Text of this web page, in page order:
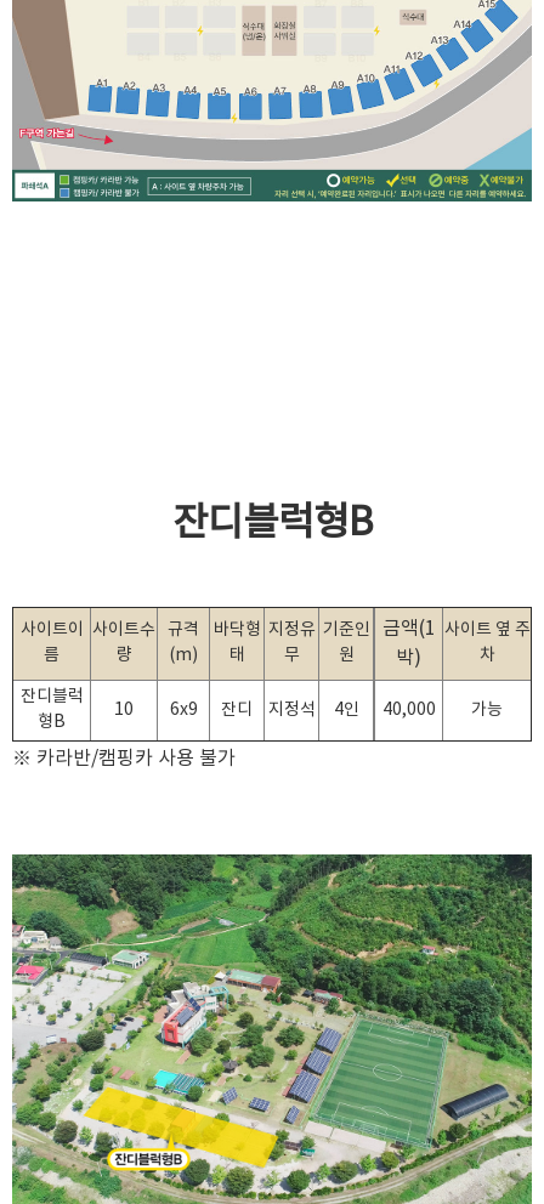
잔디블럭형B
사이트이
름
사이트수
량
규격
(m)
바닥형
태
지정유
무
기준인
원
금액(1
박)
사이트 옆 주
차
잔디블럭
형B
10 6x9 잔디 지정석 4인 40,000 가능
※ 카라반/캠핑카 사용 불가